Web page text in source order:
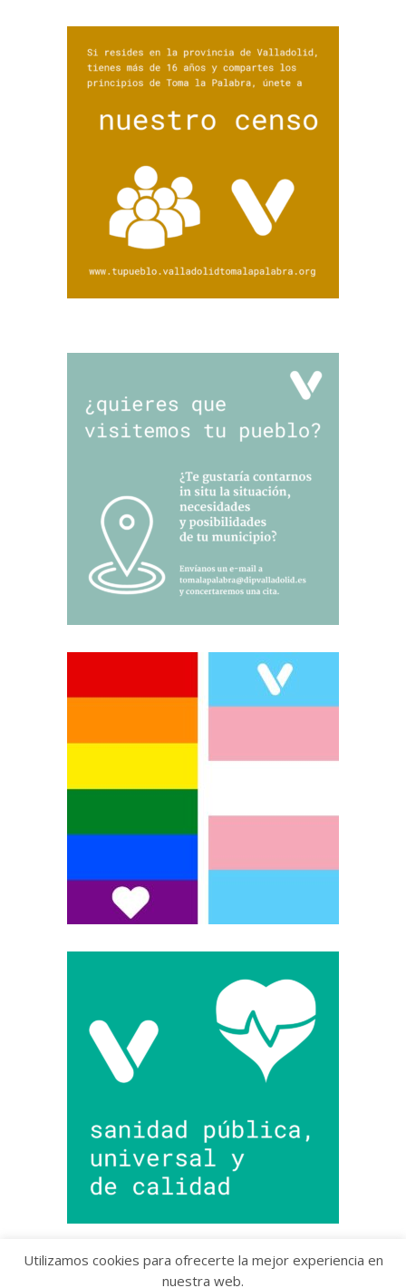
Utilizamos cookies para ofrecerte la mejor experiencia en
nuestra web.